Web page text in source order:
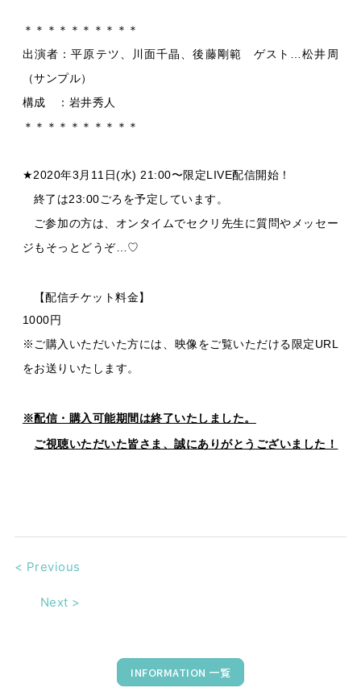
＊＊＊＊＊＊＊＊＊＊
出演者：平原テツ、川面千晶、後藤剛範 ゲスト…松井周
（サンプル）
構成 ：岩井秀人
＊＊＊＊＊＊＊＊＊＊
★2020年3 月 11 日(水) 21:00〜限定LIVE配信開始！
終了は23:00ごろを予定しています。
ご参加の方は、オンタイムでセクリ先生に質問やメッセー
ジもそっとどうぞ…♡
【配信チケット料金】
1000円
※ご購入いただいた方には、映像をご覧いただける限定URL
をお送りいたします。
※配信・購入可能期間は終了いたしました。
ご視聴いただいた皆さま、誠にありがとうございました！
< Previous
Next >
INFORMATION 一覧